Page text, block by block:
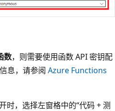
数，则需要使用函数 API 密钥配
息，请参阅 Azure Functions
时，选择左窗格中的“代码 + 测